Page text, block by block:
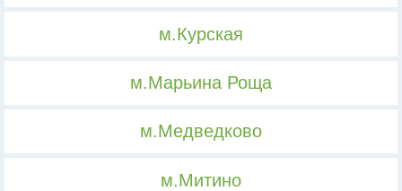
м.Курская
м.Марьина Роща
м.Медведково
м.Митино